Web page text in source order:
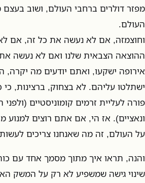
מפזר דולרים ברחבי העולם, ושוב
העולם.
וחוצמזה, אם לא נעשה את כל זה, אם
ההוצאה הצבאית שלנו ואם לא נעשה
אירופה ישקעו, ואתם יודעים מה יקרה,
ישתלטו עליהם. לא בצחוק, ברצינות, כי
פורה לעליית זרמים קומוניסטיים
ונאציים). אז הי, אם אתם רוצים למנוע
על העולם, זה מה שאנחנו צריכים
והנה, תראו איך מתוך מסמך אחד עם
שינוי גישה שמשפיע לא רק על המשק